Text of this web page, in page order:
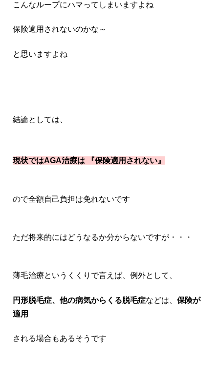
こんなループにハマってしまいますよね
保険適用されないのかな～
と思いますよね
結論としては、
現状ではAGA治療は 『保険適用されない』
ので全額自己負担は免れないです
ただ将来的にはどうなるか分からないですが・・・
薄毛治療というくくりで言えば、例外として、
円形脱毛症、他の病気からくる脱毛症などは、 保険が
適用
される場合もあるそうです